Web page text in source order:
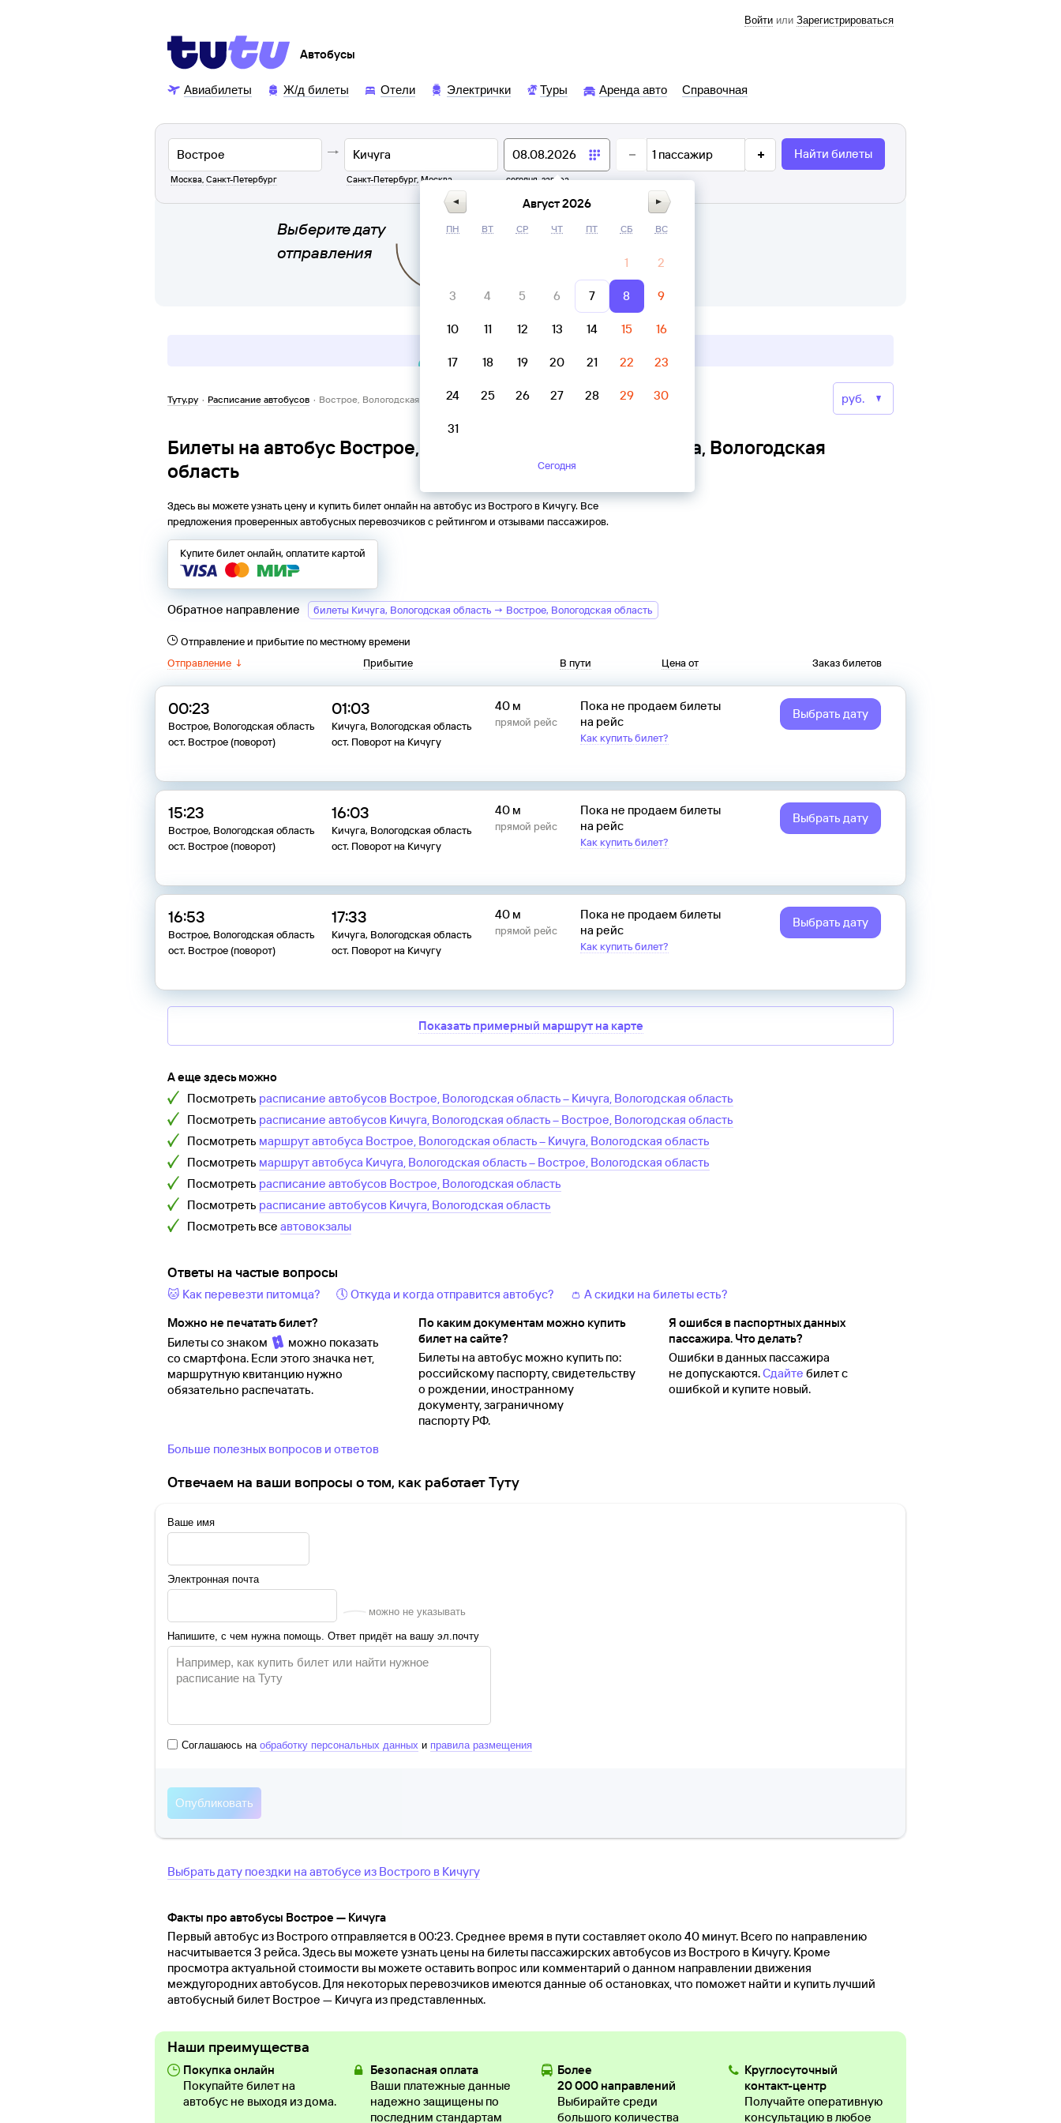
Войти или Зарегистрироваться
Автобусы
Авиабилеты Ж/д билеты Отели Электрички Туры Аренда авто Справочная
Москва, Санкт-Петербург Санкт-Петербург, Москва сегодня, завтра
1 пассажир Найти билеты
Выберите дату
отправления
Туту.ру · Расписание автобусов · Вострое, Вологодская область → Кичуга, Вологодская область
Билеты на автобус Вострое, Вологодская область → Кичуга, Вологодская
область
Здесь вы можете узнать цену и купить билет онлайн на автобус из Вострогов Кичугу. Все
предложения проверенных автобусных перевозчиков с рейтингом и отзывами пассажиров.
Купите билет онлайн, оплатите картой
Обратное направление билеты Кичуга, Вологодская область → Вострое, Вологодская область
Отправление и прибытие по местному времени
Отправление ↓ Прибытие В пути Цена от Заказ билетов
00:23
Вострое, Вологодская область
ост. Вострое (поворот)
01:03
Кичуга, Вологодская область
ост. Поворот на Кичугу
40 м
прямой рейс
Пока не продаем билеты
на рейс
Как купить билет?
Выбрать дату
15:23
Вострое, Вологодская область
ост. Вострое (поворот)
16:03
Кичуга, Вологодская область
ост. Поворот на Кичугу
40 м
прямой рейс
Пока не продаем билеты
на рейс
Как купить билет?
Выбрать дату
16:53
Вострое, Вологодская область
ост. Вострое (поворот)
17:33
Кичуга, Вологодская область
ост. Поворот на Кичугу
40 м
прямой рейс
Пока не продаем билеты
на рейс
Как купить билет?
Выбрать дату
Показать примерный маршрут на карте
А еще здесь можно
Посмотреть расписание автобусов Вострое, Вологодская область– Кичуга, Вологодская область
Посмотреть расписание автобусов Кичуга, Вологодская область– Вострое, Вологодская область
Посмотреть маршрут автобуса Вострое, Вологодская область– Кичуга, Вологодская область
Посмотреть маршрут автобуса Кичуга, Вологодская область– Вострое, Вологодская область
Посмотреть расписание автобусов Вострое, Вологодская область
Посмотреть расписание автобусов Кичуга, Вологодская область
Посмотреть все автовокзалы
Ответы на частые вопросы
🐱 Как перевезти питомца? 🕔 Откуда и когда отправится автобус?
👛 А скидки на билеты есть?
Можно не печатать билет?
Билеты со знаком
можно показать
со смартфона. Если этого значка нет,
маршрутную квитанцию нужно
обязательно распечатать.
По каким документам можно купить
билет на сайте?
Билеты на автобус можно купить по:
российскому паспорту, свидетельству
о рождении, иностранному
документу, заграничному
паспорту РФ.
Я ошибся в паспортных данных
пассажира. Что делать?
Ошибки в данных пассажира
не допускаются.Сдайте билет с
ошибкой и купите новый.
Больше полезных вопросов и ответов
Отвечаем на ваши вопросы о том, как работает Туту
Ваше имя
Электронная почта
можно не указывать
Напишите, с чем нужна помощь. Ответ придёт на вашу эл.почту
Соглашаюсь на обработку персональных данных и правила размещения
Выбрать дату поездки на автобусе из Вострого в Кичугу
Факты про автобусы Вострое — Кичуга
Первый автобус из Вострого отправляется в 00:23. Среднее время в пути составляет около 40 минут. Всего по направлению
насчитывается 3 рейса. Здесь вы можете узнать цены на билеты пассажирских автобусов из Вострого в Кичугу. Кроме
просмотра актуальной стоимости вы можете оставить вопрос или комментарий о данном направлении движения
междугородних автобусов. Для некоторых перевозчиков имеются данные об остановках, что поможет найти и купить лучший
автобусный билет Вострое — Кичуга из представленных.
Наши преимущества
Покупка онлайн
Покупайте билет на
автобус не выходя из дома.
Безопасная оплата
Ваши платежные данные
надежно защищены по
последним стандартам
Более
20 000 направлений
Выбирайте среди
большого количества
Круглосуточный
контакт-центр
Получайте оперативную
консультацию в любое
Август 2026
ПН ВТ СР ЧТ ПТ СБ ВС
1 2
3 4 5 6 7 8 9
10 11 12 13 14 15 16
17 18 19 20 21 22 23
24 25 26 27 28 29 30
31
Сегодня